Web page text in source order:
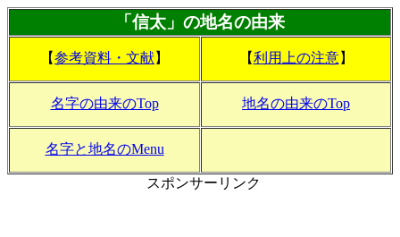
「信太」の地名の由来
【参考資料・文献】 【利用上の注意】
名字の由来のTop 地名の由来のTop
名字と地名のMenu
スポンサーリンク